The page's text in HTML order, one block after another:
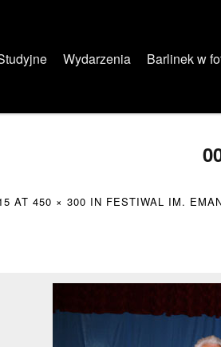
Wydarzenia Barlinek w
AT 450 × 300 IN FESTIWAL IM.